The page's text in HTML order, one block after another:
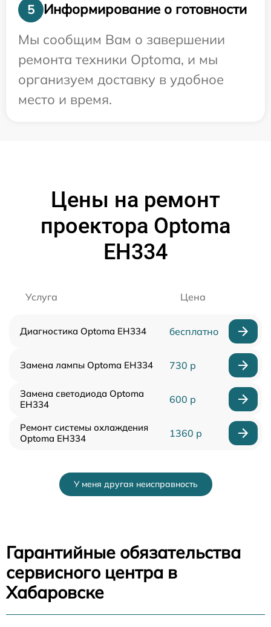
5
Информирование о готовности
Мы сообщим Вам о завершении
ремонта техники Optoma, и мы
организуем доставку в удобное
место и время.
Цены на ремонт
проектора Optoma
EH334
Услуга Цена
Диагностика Optoma EH334 бесплатно
Замена лампы Optoma EH334 730 р
Замена светодиода Optoma
EH334
600 р
Ремонт системы охлаждения
Optoma EH334
1360 р
У меня другая неисправность
Гарантийные обязательства
сервисного центра в
Хабаровске